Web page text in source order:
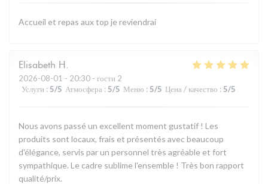
Accueil et repas aux top je reviendrai
Elisabeth H
2026-08-01 - 20:30 - гости 2
Услуги : 5/5 Атмосфера : 5/5 Меню : 5/5 Цена / качество : 5/5
Nous avons passé un excellent moment gustatif ! Les
produits sont locaux, frais et présentés avec beaucoup
d'élégance, servis par un personnel très agréable et fort
sympathique. Le cadre sublime l'ensemble ! Très bon rapport
qualité/prix.